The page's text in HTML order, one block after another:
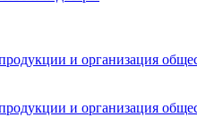
и организация
и организация